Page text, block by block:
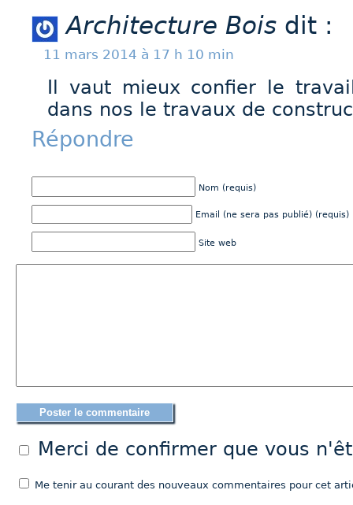
Architecture Bois dit :
11 mars 2014 à 17 h 10 min
Il vaut mieux confier le
dans nos le travaux de
Répondre
Nom (requis)
Email (ne sera pas publié) (requis)
Site web
Merci de confirmer que vous
Me tenir au courant des nouveaux commentaires pour cet